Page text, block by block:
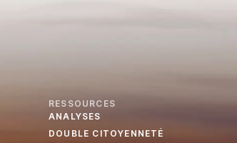
RESSOURCES
ANALYSES
DOUBLE CITOYENNETÉ